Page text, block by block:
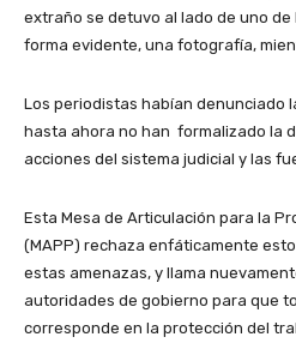
extraño se detuvo al lado de uno
forma evidente, una fotografía,
Los periodistas habían denunciado
hasta ahora no han formalizado la
acciones del sistema judicial y las
Esta Mesa de Articulación para la
(MAPP) rechaza enfáticamente
estas amenazas, y llama
autoridades de gobierno para que
corresponde en la protección del